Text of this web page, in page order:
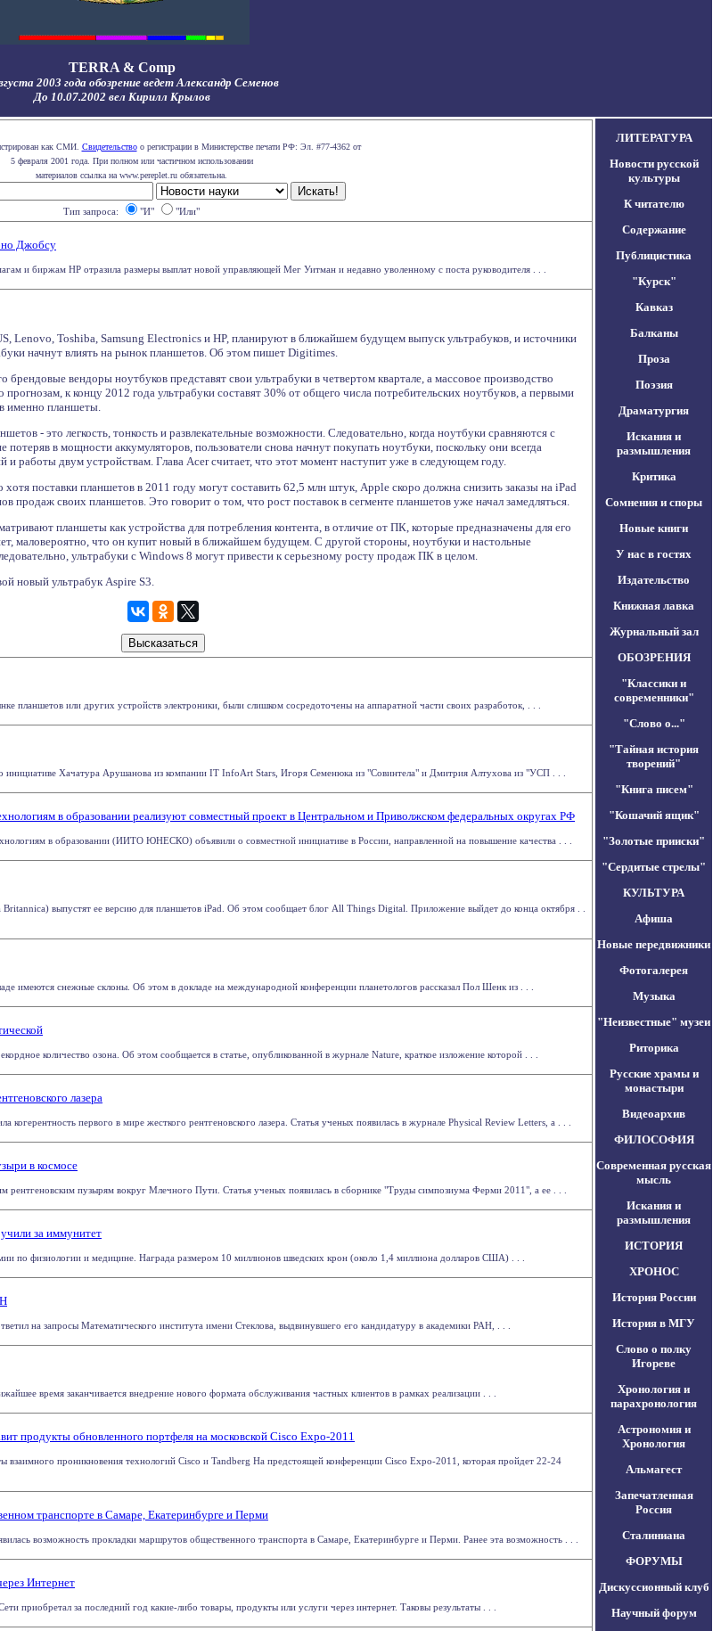
TERRA & Comp
2003 года обозрение ведет Александр Семенов
До 10.07.2002 вел Кирилл Крылов
как СМИ. Свидетельствоо регистрации в Министерстве печати РФ: Эл. #77-4362 от
5 февраля 2001 года. При полном или частичном использовании
материалов ссылка на www.pereplet.ru обязательна.
Тип запроса: "И" "Или"
Джобсу
и биржам НР отразила размеры выплат новой управляющей Мег Уитман и недавно уволенному с поста руководителя . . .
Lenovo, Toshiba, Samsung Electronics и HP, планируют в ближайшем будущем выпуск ультрабуков, и источники
начнут влиять на рынок планшетов. Об этом пишет Digitimes.
вендоры ноутбуков представят свои ультрабуки в четвертом квартале, а массовое производство
прогнозам, к концу 2012 года ультрабуки составят 30% от общего числа потребительских ноутбуков, а первыми
именно планшеты.
- это легкость, тонкость и развлекательные возможности. Следовательно, когда ноутбуки сравняются с
в мощности аккумуляторов, пользователи снова начнут покупать ноутбуки, поскольку они всегда
и работы двум устройствам. Глава Acer считает, что этот момент наступит уже в следующем году.
поставки планшетов в 2011 году могут составить 62,5 млн штук, Apple скоро должна снизить заказы на iPad
продаж своих планшетов. Это говорит о том, что рост поставок в сегменте планшетов уже начал замедляться.
планшеты как устройства для потребления контента, в отличие от ПК, которые предназначены для его
маловероятно, что он купит новый в ближайшем будущем. С другой стороны, ноутбуки и настольные
ультрабуки с Windows 8 могут привести к серьезному росту продаж ПК в целом.
новый ультрабук Aspire S3.
планшетов или других устройств электроники, были слишком сосредоточены на аппаратной части своих разработок, . . .
инициативе Хачатура Арушанова из компании IT InfoArt Stars, Игоря Семенюка из "Совинтела" и Дмитрия Алтухова из "УСП . . .
в образовании реализуют совместный проект в Центральном и Приволжском федеральных округах РФ
в образовании (ИИТО ЮНЕСКО) объявили о совместной инициативе в России, направленной на повышение качества . . .
выпустят ее версию для планшетов iPad. Об этом сообщает блог All Things Digital. Приложение выйдет до конца октября . .
имеются снежные склоны. Об этом в докладе на международной конференции планетологов рассказал Пол Шенк из . . .
количество озона. Об этом сообщается в статье, опубликованной в журнале Nature, краткое изложение которой . . .
лазера
когерентность первого в мире жесткого рентгеновского лазера. Статья ученых появилась в журнале Physical Review Letters, а . . .
в космосе
рентгеновским пузырям вокруг Млечного Пути. Статья ученых появилась в сборнике "Труды симпозиума Ферми 2011", а ее . . .
за иммунитет
по физиологии и медицине. Награда размером 10 миллионов шведских крон (около 1,4 миллиона долларов США) . . .
на запросы Математического института имени Стеклова, выдвинувшего его кандидатуру в академики РАН, . . .
время заканчивается внедрение нового формата обслуживания частных клиентов в рамках реализации . . .
продукты обновленного портфеля на московской Cisco Expo-2011
взаимного проникновения технологий Cisco и Tandberg На предстоящей конференции Cisco Expo-2011, которая пройдет 22-24
транспорте в Самаре, Екатеринбурге и Перми
возможность прокладки маршрутов общественного транспорта в Самаре, Екатеринбурге и Перми. Ранее эта возможность . . .
Интернет
приобретал за последний год какие-либо товары, продукты или услуги через интернет. Таковы результаты . . .
ЛИТЕРАТУРА
Новости русской
культуры
К читателю
Содержание
Публицистика
"Курск"
Кавказ
Балканы
Проза
Поэзия
Драматургия
Искания и
размышления
Критика
Сомнения и споры
Новые книги
У нас в гостях
Издательство
Книжная лавка
Журнальный зал
ОБОЗРЕНИЯ
"Классики и
современники"
"Слово о..."
"Тайная история
творений"
"Книга писем"
"Кошачий ящик"
"Золотые прииски"
"Сердитые стрелы"
КУЛЬТУРА
Афиша
Новые передвижники
Фотогалерея
Музыка
"Неизвестные" музеи
Риторика
Русские храмы и
монастыри
Видеоархив
ФИЛОСОФИЯ
Современная русская
мысль
Искания и
размышления
ИСТОРИЯ
ХРОНОС
История России
История в МГУ
Слово о полку
Игореве
Хронология и
парахронология
Астрономия и
Хронология
Альмагест
Запечатленная
Россия
Сталиниана
ФОРУМЫ
Дискуссионный клуб
Научный форум